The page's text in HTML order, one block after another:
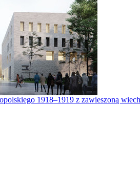
1918–1919 z zawieszoną